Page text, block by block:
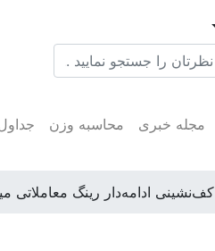
مجله خبری محاسبه وزن
کف‌نشینی ادامه‌دار رینگ معاملاتی